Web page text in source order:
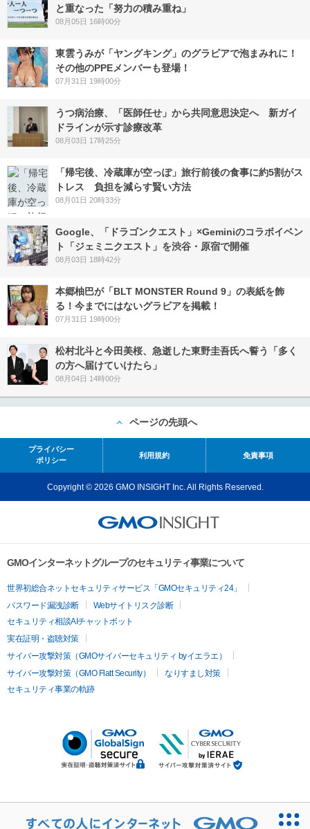
と重なった「努力の積み重ね」
08月05日 16時00分
東雲うみが「ヤングキング」のグラビアで泡まみれに！
その他のPPEメンバーも登場！
07月31日 19時00分
うつ病治療、「医師任せ」から共同意思決定へ 新ガイ
ドラインが示す診療改革
08月03日 17時25分
「帰宅後、冷蔵庫が空っぽ」旅行前後の食事に約5割がス
トレス 負担を減らす賢い方法
08月01日 20時33分
Google、「ドラゴンクエスト」×Geminiのコラボイベン
ト「ジェミニクエスト」を渋谷・原宿で開催
08月03日 18時42分
本郷柚巴が「BLT MONSTER Round 9」の表紙を飾
る！今までにはないグラビアを掲載！
07月31日 19時00分
松村北斗と今田美桜、急逝した東野圭吾氏へ誓う「多く
の方へ届けていけたら」
08月04日 14時00分
ページの先頭へ
プライバシー
ポリシー
利用規約 免責事項
Copyright © 2026 GMO INSIGHT Inc. All Rights Reserved.
GMOインターネットグループのセキュリティ事業について
世界初総合ネットセキュリティサービス「GMOセキュリティ24」
パスワード漏洩診断
Webサイトリスク診断
セキュリティ相談AIチャットボット
実在証明・盗聴対策
サイバー攻撃対策（GMOサイバーセキュリティ byイエラエ）
サイバー攻撃対策（GMO Flatt Security）
なりすまし対策
セキュリティ事業の軌跡